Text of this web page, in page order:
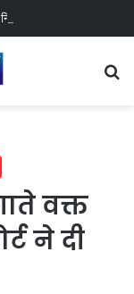
वक्त
ने दी